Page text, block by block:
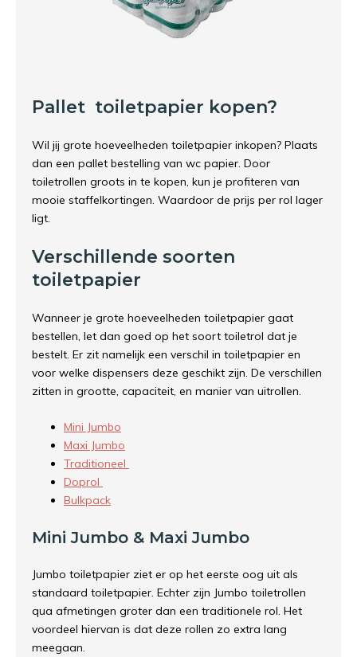
Pallet toiletpapier kopen?
Wil jij grote hoeveelheden toiletpapier inkopen? Plaats
dan een pallet bestelling van wc papier. Door
toiletrollen groots in te kopen, kun je profiteren van
mooie staffelkortingen. Waardoor de prijs per rol lager
ligt.
Verschillende soorten
toiletpapier
Wanneer je grote hoeveelheden toiletpapier gaat
bestellen, let dan goed op het soort toiletrol dat je
bestelt. Er zit namelijk een verschil in toiletpapier en
voor welke dispensers deze geschikt zijn. De verschillen
zitten in grootte, capaciteit, en manier van uitrollen.
Mini Jumbo
Maxi Jumbo
Traditioneel
Doprol
Bulkpack
Mini Jumbo & Maxi Jumbo
Jumbo toiletpapier ziet er op het eerste oog uit als
standaard toiletpapier. Echter zijn Jumbo toiletrollen
qua afmetingen groter dan een traditionele rol. Het
voordeel hiervan is dat deze rollen zo extra lang
meegaan.